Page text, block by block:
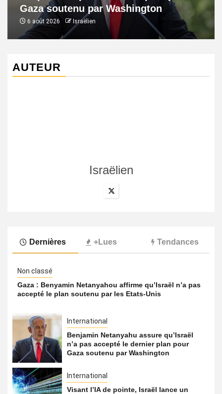
Gaza soutenu par Washington
6 août 2026 Israëlien
AUTEUR
Israëlien
Dernières +Lues Tendances
Non classé
Gaza : Benyamin Netanyahou affirme qu’Israël n’a pas
accepté le plan soutenu par les Etats-Unis
International
Benjamin Netanyahu assure qu’Israël
n’a pas accepté le dernier plan pour
Gaza soutenu par Washington
International
Visant l’IA de pointe, Israël lance un